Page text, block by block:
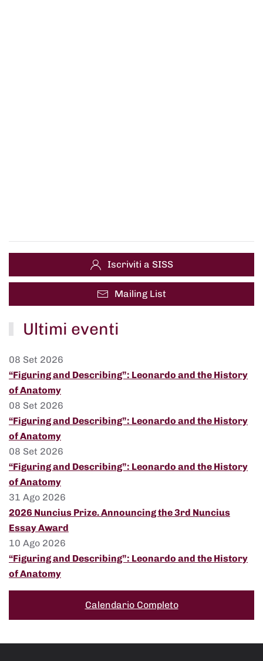
Iscriviti a SISS
Mailing List
Ultimi eventi
08 Set 2026
“Figuring and Describing”: Leonardo and the History
of Anatomy
08 Set 2026
“Figuring and Describing”: Leonardo and the History
of Anatomy
08 Set 2026
“Figuring and Describing”: Leonardo and the History
of Anatomy
31 Ago 2026
2026 Nuncius Prize. Announcing the 3rd Nuncius
Essay Award
10 Ago 2026
“Figuring and Describing”: Leonardo and the History
of Anatomy
Calendario Completo